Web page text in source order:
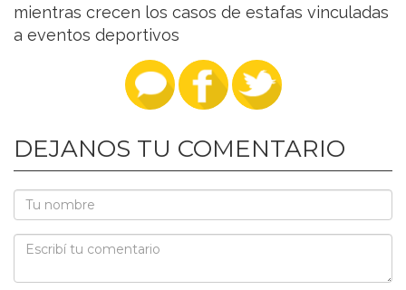
mientras crecen los casos de estafas vinculadas
a eventos deportivos
DEJANOS TU COMENTARIO